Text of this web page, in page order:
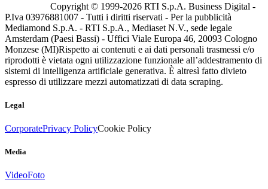
Copyright © 1999-2026 RTI S.p.A. Business Digital -
P.Iva 03976881007 - Tutti i diritti riservati - Per la pubblicità
Mediamond S.p.A. - RTI S.p.A., Mediaset N.V., sede legale
Amsterdam (Paesi Bassi) - Uffici Viale Europa 46, 20093 Cologno
Monzese (MI)Rispetto ai contenuti e ai dati personali trasmessi e/o
riprodotti è vietata ogni utilizzazione funzionale all’addestramento di
sistemi di intelligenza artificiale generativa. È altresì fatto divieto
espresso di utilizzare mezzi automatizzati di data scraping.
Legal
CorporatePrivacy PolicyCookie Policy
Media
VideoFoto